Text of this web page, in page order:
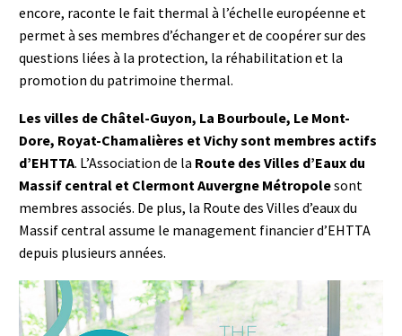
encore, raconte le fait thermal à l’échelle européenne et
permet à ses membres d’échanger et de coopérer sur des
questions liées à la protection, la réhabilitation et la
promotion du patrimoine thermal.
Les villes de Châtel-Guyon, La Bourboule, Le Mont-
Dore, Royat-Chamalières et Vichy sont membres actifs
d’EHTTA. L’Association de la Route des Villes d’Eaux du
Massif central et Clermont Auvergne Métropolesont
membres associés. De plus, la Route des Villes d’eaux du
Massif central assume le management financier d’EHTTA
depuis plusieurs années.